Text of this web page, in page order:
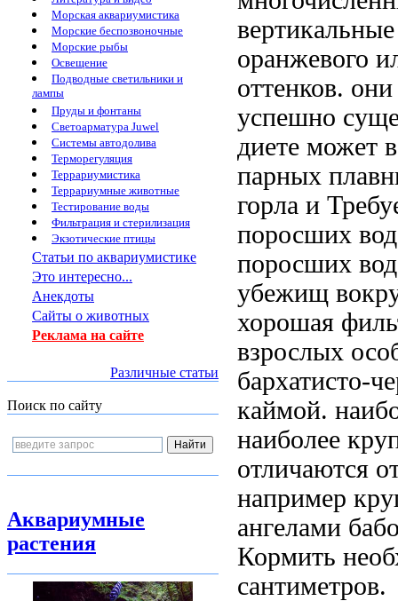
Морская аквариумистика
Морские беспозвоночные
Морские рыбы
Освещение
Подводные светильники и
лампы
Пруды и фонтаны
Светоарматура Juwel
Системы автодолива
Терморегуляция
Террариумистика
Террариумные животные
Тестирование воды
Фильтрация и стерилизация
Экзотические птицы
Статьи по аквариумистике
Это интересно...
Анекдоты
Сайты о животных
Реклама на сайте
Различные статьи
Поиск по сайту
Аквариумные
растения
оранжевого
оттенков.
успешно
диете может
парных
горла и
поросших
поросших
убежищ
хорошая
взрослых
бархатисто-
каймой.
наиболее
отличаются
например
ангелами
Кормить
сантиметров.